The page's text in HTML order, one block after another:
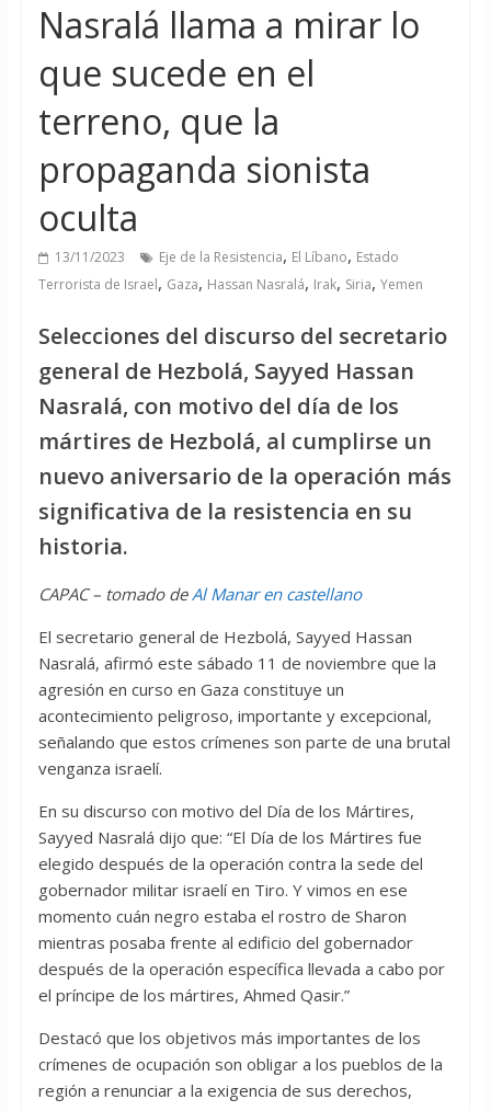
Nasralá llama a mirar lo
que sucede en el
terreno, que la
propaganda sionista
oculta
13/11/2023 Eje de la Resistencia, El Líbano, Estado
Terrorista de Israel, Gaza, Hassan Nasralá, Irak, Siria, Yemen
Selecciones del discurso del secretario
general de Hezbolá, Sayyed Hassan
Nasralá, con motivo del día de los
mártires de Hezbolá, al cumplirse un
nuevo aniversario de la operación más
significativa de la resistencia en su
historia.
CAPAC – tomado deAl Manar en castellano
El secretario general de Hezbolá, Sayyed Hassan
Nasralá, afirmó este sábado 11 de noviembre que la
agresión en curso en Gaza constituye un
acontecimiento peligroso, importante y excepcional,
señalando que estos crímenes son parte de una brutal
venganza israelí.
En su discurso con motivo del Día de los Mártires,
Sayyed Nasralá dijo que: “El Día de los Mártires fue
elegido después de la operación contra la sede del
gobernador militar israelí en Tiro. Y vimos en ese
momento cuán negro estaba el rostro de Sharon
mientras posaba frente al edificio del gobernador
después de la operación específica llevada a cabo por
el príncipe de los mártires, Ahmed Qasir.”
Destacó que los objetivos más importantes de los
crímenes de ocupación son obligar a los pueblos de la
región a renunciar a la exigencia de sus derechos,